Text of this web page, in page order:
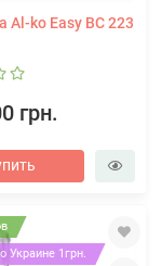
Al-ko Easy BC 223
грн.
Украине 1грн.